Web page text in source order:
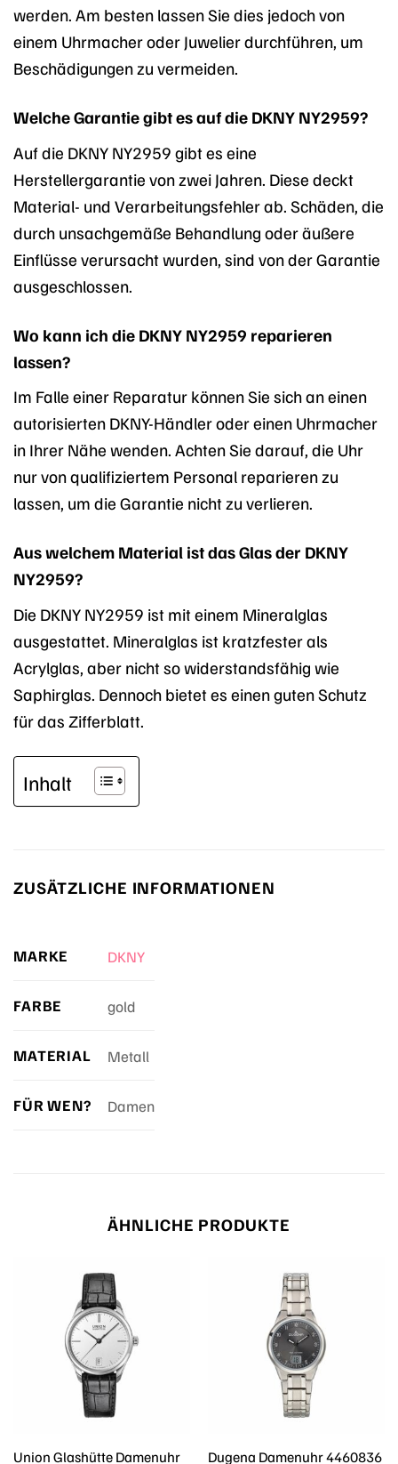
werden. Am besten lassen Sie dies jedoch von
einem Uhrmacher oder Juwelier durchführen, um
Beschädigungen zu vermeiden.
Welche Garantie gibt es auf die DKNY NY2959?
Auf die DKNY NY2959 gibt es eine
Herstellergarantie von zwei Jahren. Diese deckt
Material- und Verarbeitungsfehler ab. Schäden, die
durch unsachgemäße Behandlung oder äußere
Einflüsse verursacht wurden, sind von der Garantie
ausgeschlossen.
Wo kann ich die DKNY NY2959 reparieren
lassen?
Im Falle einer Reparatur können Sie sich an einen
autorisierten DKNY-Händler oder einen Uhrmacher
in Ihrer Nähe wenden. Achten Sie darauf, die Uhr
nur von qualifiziertem Personal reparieren zu
lassen, um die Garantie nicht zu verlieren.
Aus welchem Material ist das Glas der DKNY
NY2959?
Die DKNY NY2959 ist mit einem Mineralglas
ausgestattet. Mineralglas ist kratzfester als
Acrylglas, aber nicht so widerstandsfähig wie
Saphirglas. Dennoch bietet es einen guten Schutz
für das Zifferblatt.
Inhalt
ZUSÄTZLICHE INFORMATIONEN
MARKE DKNY
FARBE gold
MATERIAL Metall
FÜR WEN? Damen
ÄHNLICHE PRODUKTE
Union Glashütte Damenuhr Dugena Damenuhr 4460836